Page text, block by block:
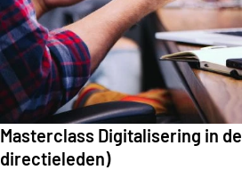
Masterclass Digitalisering in
directieleden)